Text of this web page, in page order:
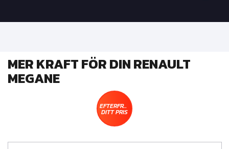
MER KRAFT FÖR DIN RENAULT
MEGANE
EFTERFRÅGA
DITT PRIS